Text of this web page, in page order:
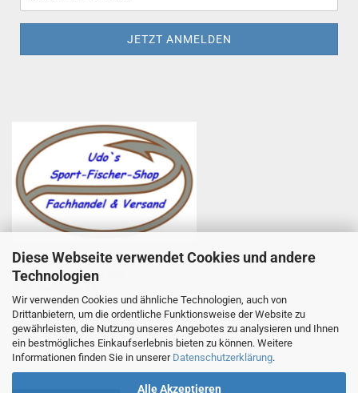
Diese Webseite verwendet Cookies und andere
Technologien
Wir verwenden Cookies und ähnliche Technologien, auch von
Drittanbietern, um die ordentliche Funktionsweise der Website zu
gewährleisten, die Nutzung unseres Angebotes zu analysieren und Ihnen
ein bestmögliches Einkaufserlebnis bieten zu können. Weitere
Informationen finden Sie in unserer Datenschutzerklärung.
Alle Akzeptieren
Udo Totzauer
Udo`s Sport-Fischer-Shop
97753 Karlstadt
Telefon +49 9353 985440
E-Mail
info@angelsport-direkt.de